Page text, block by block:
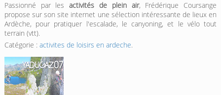
Passionné par lesactivités de plein air, Frédérique Coursange
propose sur son site internet une sélection intéressante de lieux en
Ardèche, pour pratiquer l'escalade, le canyoning, et le vélo tout
terrain (vtt).
Catégorie : activites de loisirs en ardeche.